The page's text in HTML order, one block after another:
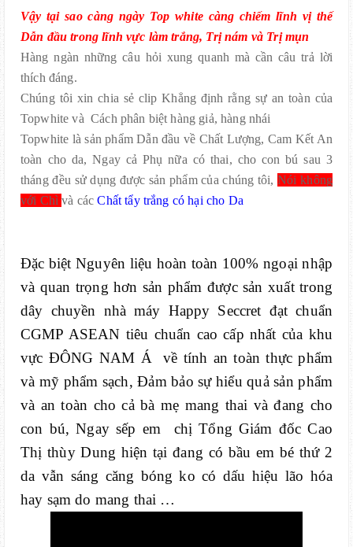
Vậy tại sao càng ngày Top white càng chiếm lĩnh vị thế
Dẫn đầu trong lĩnh vực làm trắng, Trị nám và Trị mụn
Hàng ngàn những câu hỏi xung quanh mà cần câu trả lời
thích đáng.
Chúng tôi xin chia sẻ clip Khẳng định rằng sự an toàn của
Topwhite và Cách phân biệt hàng giả, hàng nhái
Topwhite là sản phẩm Dẫn đầu về Chất Lượng, Cam Kết An
toàn cho da, Ngay cả Phụ nữa có thai, cho con bú sau 3
tháng đều sử dụng được sản phẩm của chúng tôi,Nói không
với Chìvà cácChất tẩy trắng có hại cho Da
Đặc biệt Nguyên liệu hoàn toàn 100% ngoại nhập
và quan trọng hơn sản phẩm được sản xuất trong
dây chuyền nhà máy Happy Seccret đạt chuẩn
CGMP ASEAN tiêu chuẩn cao cấp nhất của khu
vực ĐÔNG NAM Á
về tính an toàn thực phẩm
và mỹ phẩm sạch, Đảm bảo sự hiểu quả sản phẩm
và an toàn cho cả bà mẹ mang thai và đang cho
con bú, Ngay sếp em
chị Tổng Giám đốc Cao
Thị thùy Dung hiện tại đang có bầu em bé thứ 2
da vẫn sáng căng bóng ko có dấu hiệu lão hóa
hay sạm do mang thai …